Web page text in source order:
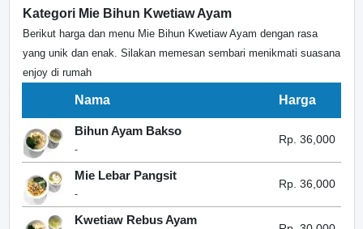
Kategori Mie Bihun Kwetiaw Ayam
Berikut harga dan menu Mie Bihun Kwetiaw Ayam dengan rasa
yang unik dan enak. Silakan memesan sembari menikmati suasana
enjoy di rumah
Nama Harga
Bihun Ayam Bakso
-
Rp. 36,000
Mie Lebar Pangsit
-
Rp. 36,000
Kwetiaw Rebus Ayam